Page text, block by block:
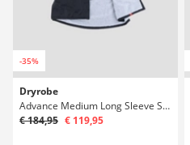
-35%
Dryrobe
Advance Medium Long Sleeve Surfové poncho
€ 184,95 € 119,95